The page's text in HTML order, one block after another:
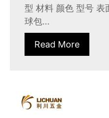
型 材料 颜色 型号 表
球包...
Read More